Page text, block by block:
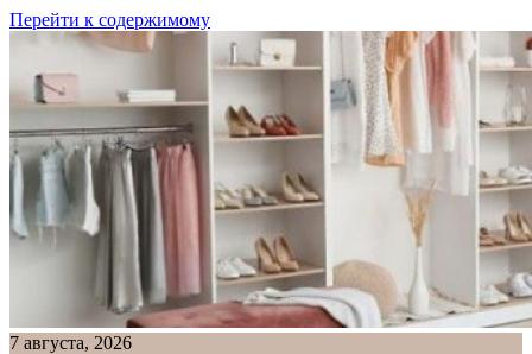
Перейти к содержимому
7 августа, 2026